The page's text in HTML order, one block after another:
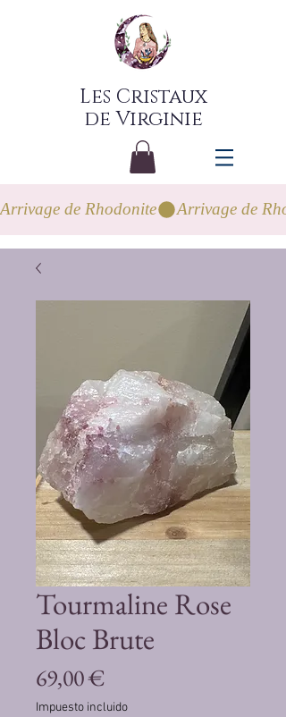
Les Cristaux
de Virginie
Arrivage de Rhodonite
Tourmaline Rose
Bloc Brute
69,00 €Precio
Impuesto incluido